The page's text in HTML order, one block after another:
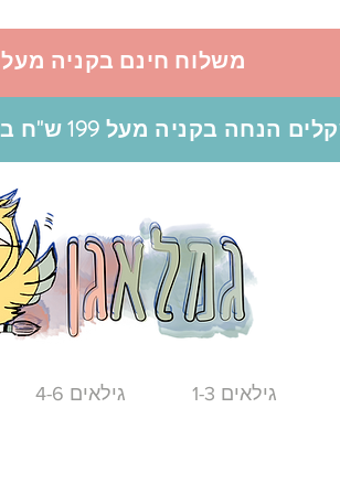
משלוח חינם בקניה מעל 299 ש"ח
גילאים 1-3 גילאים 4-6